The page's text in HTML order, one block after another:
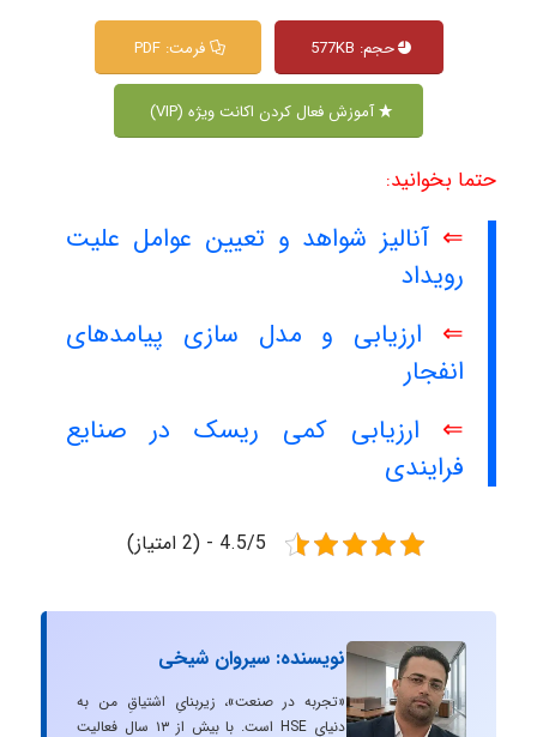
حجم: 577KB فرمت: PDF
آموزش فعال کردن اکانت ویژه (VIP)
حتما بخوانید:
⇐ آنالیز شواهد و تعیین عوامل علیت
رویداد
⇐ ارزیابی و مدل سازی پیامدهای
انفجار
⇐ ارزیابی کمی ریسک در صنایع
فرایندی
4.5/5 - (2 امتیاز)
نویسنده: سیروان شیخی
«تجربه در صنعت»، زیربنایِ اشتیاقِ من به
دنیایِ HSE است. با بیش از ۱۳ سال فعالیت